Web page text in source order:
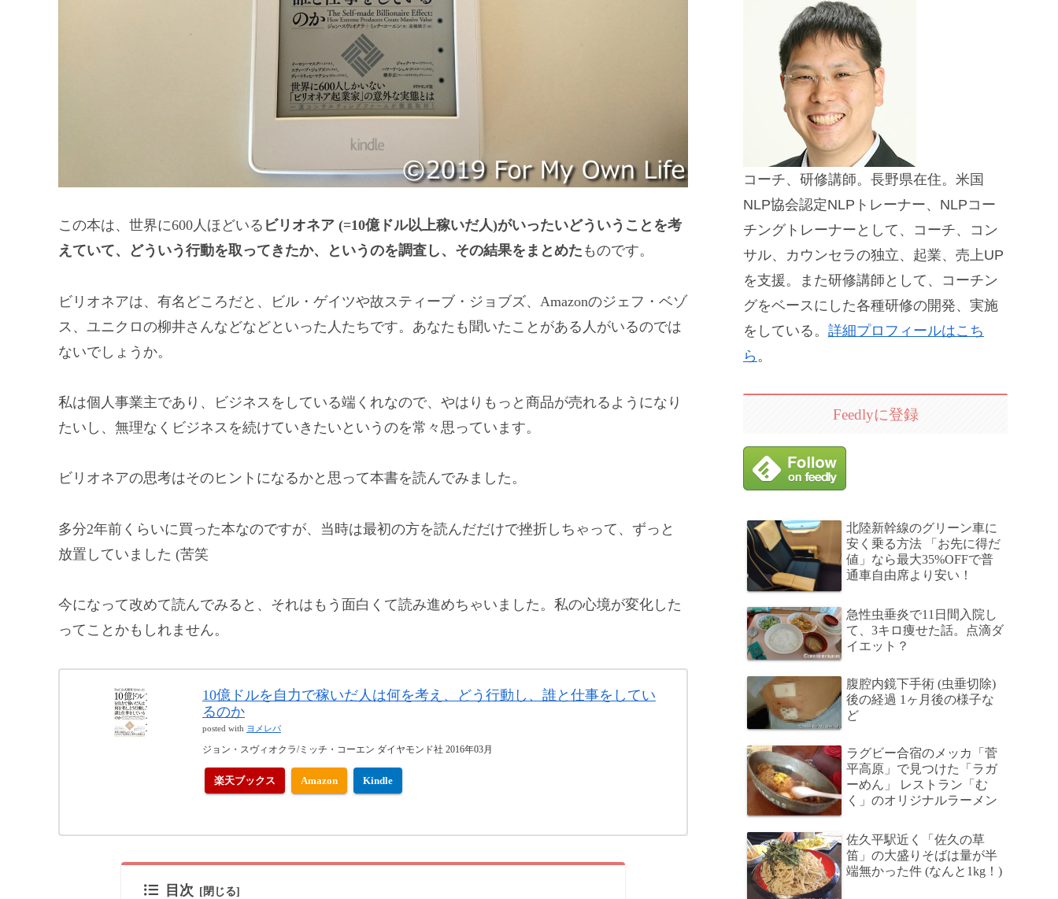
この本は、世界に600人ほどいる ビリオネア (=10億ドル以上稼いだ人)がいったいどういうことを考
えていて、どういう行動を取ってきたか、というのを調査し、その結果をまとめた ものです。
ビリオネアは、有名どころだと、ビル・ゲイツや故スティーブ・ジョブズ、Amazonのジェフ・ベゾ
ス、ユニクロの柳井さんなどなどといった人たちです。あなたも聞いたことがある人がいるのでは
ないでしょうか。
私は個人事業主であり、ビジネスをしている端くれなので、やはりもっと商品が売れるようになり
たいし、無理なくビジネスを続けていきたいというのを常々思っています。
ビリオネアの思考はそのヒントになるかと思って本書を読んでみました。
多分2年前くらいに買った本なのですが、当時は最初の方を読んだだけで挫折しちゃって、ずっと
放置していました (苦笑
今になって改めて読んでみると、それはもう面白くて読み進めちゃいました。私の心境が変化した
ってことかもしれません。
10億ドルを自力で稼いだ人は何を考え、どう行動し、誰と仕事をしてい
るのか
posted with ヨメレバ
ジョン・スヴィオクラ/ミッチ・コーエン ダイヤモンド社 2016年03月
楽天ブックス Amazon Kindle
目次
コーチ、研修講師。長野県在住。米国
NLP協会認定NLPトレーナー、NLPコー
チングトレーナーとして、コーチ、コン
サル、カウンセラの独立、起業、売上UP
を支援。また研修講師として、コーチン
グをベースにした各種研修の開発、実施
をしている。 詳細プロフィールはこち
ら 。
Feedlyに登録
北陸新幹線のグリーン車に
安く乗る方法 「お先に得だ
値」なら最大35%OFFで普
通車自由席より安い！
急性虫垂炎で11日間入院し
て、3キロ痩せた話。点滴ダ
イエット？
腹腔内鏡下手術 (虫垂切除)
後の経過 1ヶ月後の様子な
ど
ラグビー合宿のメッカ「菅
平高原」で見つけた「ラガ
ーめん」 レストラン「む
く」のオリジナルラーメン
佐久平駅近く「佐久の草
笛」の大盛りそばは量が半
端無かった件 (なんと1kg！)